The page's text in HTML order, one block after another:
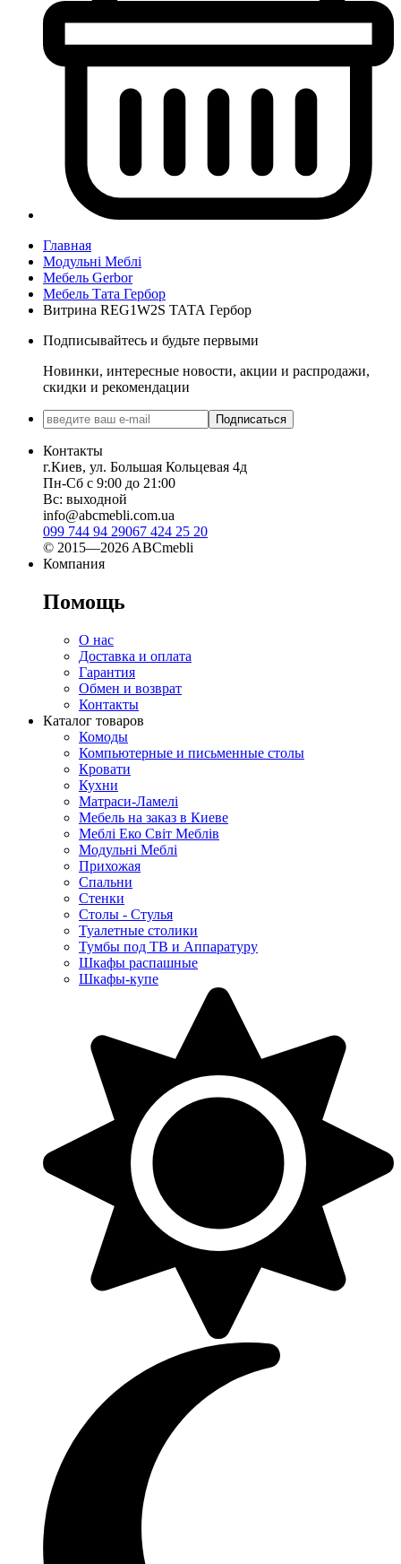
Главная
Модульні Меблі
Мебель Gerbor
Мебель Тата Гербор
Витрина REG1W2S ТАТА Гербор
Подписывайтесь и будьте первыми
Новинки, интересные новости, акции и распродажи,
скидки и рекомендации
Подписаться
Контакты
г.Киев, ул. Большая Кольцевая 4д
Пн-Сб с 9:00 до 21:00
Вс: выходной
info@abcmebli.com.ua
099 744 94 29067 424 25 20
© 2015—2026 ABCmebli
Компания
Помощь
О нас
Доставка и оплата
Гарантия
Обмен и возврат
Контакты
Каталог товаров
Комоды
Компьютерные и письменные столы
Кровати
Кухни
Матраси-Ламелі
Мебель на заказ в Киеве
Меблі Еко Світ Меблів
Модульні Меблі
Прихожая
Спальни
Стенки
Столы - Стулья
Туалетные столики
Тумбы под ТВ и Аппаратуру
Шкафы распашные
Шкафы-купе